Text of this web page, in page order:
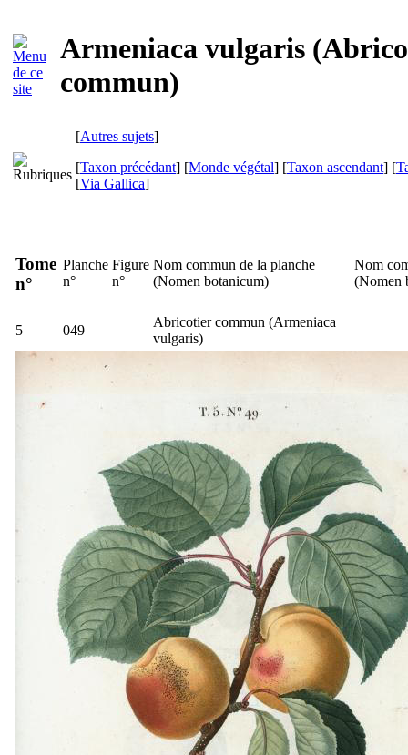
Armeniaca vulgaris
commun)
[Autres sujets]
[Taxon précédant] [Monde végétal] [Taxon ascendant] [
[Via Gallica]
Tome
n°
Planche
n°
Figure
n°
Nom commun de la planche
(Nomen botanicum)
Nom
(Nomen
5 049
Abricotier commun (Armeniaca
vulgaris)